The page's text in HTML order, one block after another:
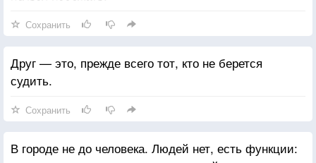
Сохранить
Друг — это, прежде всего тот, кто не берется
судить.
Сохранить
В городе не до человека. Людей нет, есть функции: